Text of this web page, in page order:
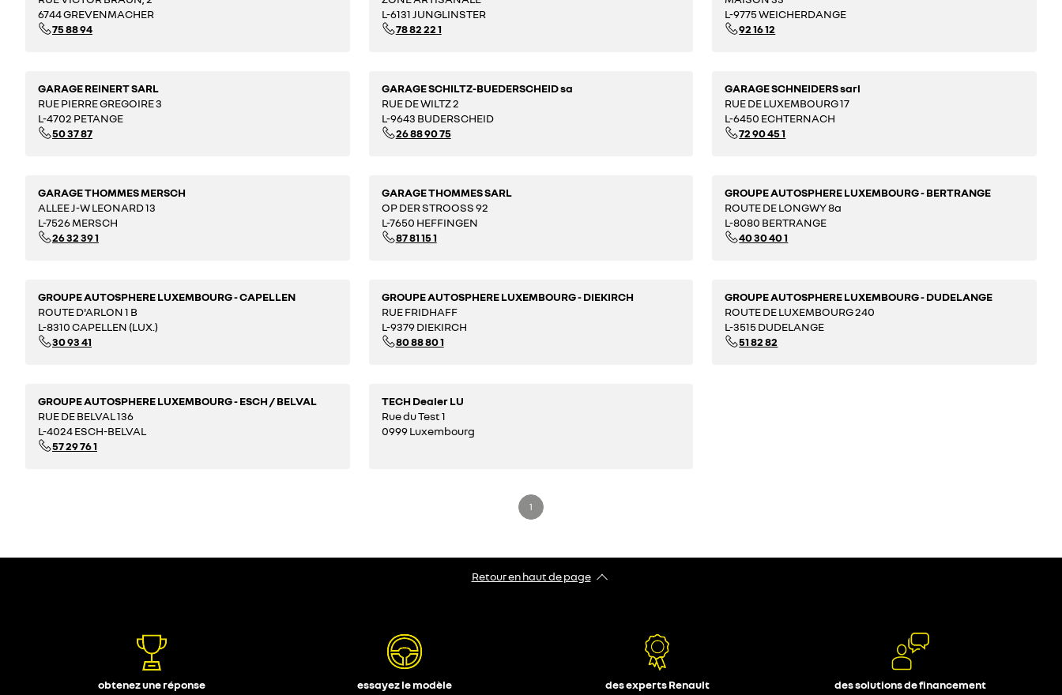
6744 GREVENMACHER
75 88 94
L-6131 JUNGLINSTER
78 82 22 1
L-9775 WEICHERDANGE
92 16 12
GARAGE REINERT SARL
RUE PIERRE GREGOIRE 3
L-4702 PETANGE
50 37 87
GARAGE SCHILTZ-BUEDERSCHEID sa
RUE DE WILTZ 2
L-9643 BUDERSCHEID
26 88 90 75
GARAGE SCHNEIDERS sarl
RUE DE LUXEMBOURG 17
L-6450 ECHTERNACH
72 90 45 1
GARAGE THOMMES MERSCH
ALLEE J-W LEONARD 13
L-7526 MERSCH
26 32 39 1
GARAGE THOMMES SARL
OP DER STROOSS 92
L-7650 HEFFINGEN
87 81 15 1
GROUPE AUTOSPHERE LUXEMBOURG - BERTRANGE
ROUTE DE LONGWY 8a
L-8080 BERTRANGE
40 30 40 1
GROUPE AUTOSPHERE LUXEMBOURG - CAPELLEN
ROUTE D'ARLON 1 B
L-8310 CAPELLEN (LUX.)
30 93 41
GROUPE AUTOSPHERE LUXEMBOURG - DIEKIRCH
RUE FRIDHAFF
L-9379 DIEKIRCH
80 88 80 1
GROUPE AUTOSPHERE LUXEMBOURG - DUDELANGE
ROUTE DE LUXEMBOURG 240
L-3515 DUDELANGE
51 82 82
GROUPE AUTOSPHERE LUXEMBOURG - ESCH / BELVAL
RUE DE BELVAL 136
L-4024 ESCH-BELVAL
57 29 76 1
TECH Dealer LU
Rue du Test 1
0999 Luxembourg
1
Retour en haut de page
obtenez une réponse
essayez le modèle
des experts Renault
des solutions de financement